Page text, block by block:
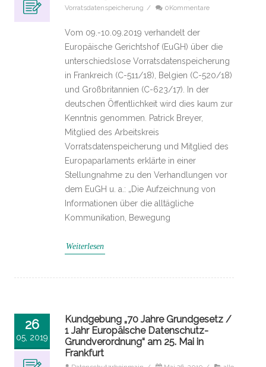
Vorratsdatenspeicherung / 0Kommentare
Vom 09.-10.09.2019 verhandelt der
Europäische Gerichtshof (EuGH) über die
unterschiedslose Vorratsdatenspeicherung
in Frankreich (C-511/18), Belgien (C-520/18)
und Großbritannien (C-623/17). In der
deutschen Öffentlichkeit wird dies kaum zur
Kenntnis genommen. Patrick Breyer,
Mitglied des Arbeitskreis
Vorratsdatenspeicherung und Mitglied des
Europaparlaments erklärte in einer
Stellungnahme zu den Verhandlungen vor
dem EuGH u. a.: „Die Aufzeichnung von
Informationen über die alltägliche
Kommunikation, Bewegung
Weiterlesen
26
05, 2019
Kundgebung „70 Jahre Grundgesetz /
1 Jahr Europäische Datenschutz-
Grundverordnung“ am 25. Mai in
Frankfurt